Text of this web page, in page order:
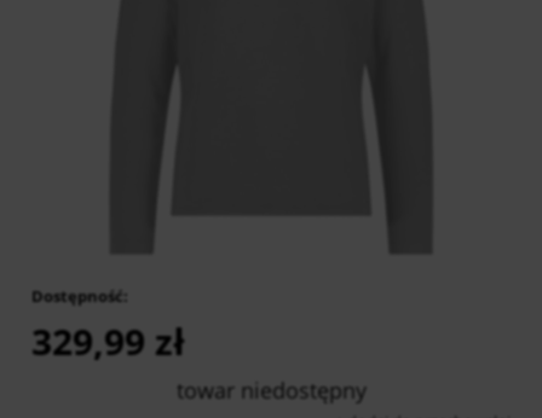
Dostępność:
329,99 zł
towar niedostępny